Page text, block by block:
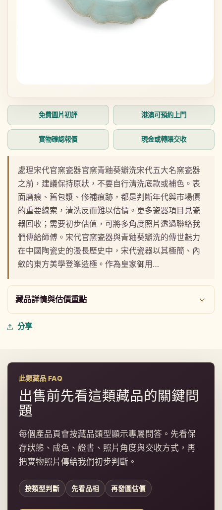
互
動
窗
多
媒
體
檔
案
1
免費圖片初評 港澳可預約上門
實物確認報價 現金或轉賬交收
處理宋代官窯瓷器官窯青釉葵瓣洗宋代五大名窯瓷器
之前，建議保持原狀，不要自行清洗底款或補色。表
面磨痕、舊包漿、修補痕跡，都是判斷年代與市場價
的重要線索，清洗反而難以估價。更多瓷器項目見瓷
器回收；需要初步估值，可將多角度照片透過聯絡我
們傳給師傅。宋代官窯瓷器與青釉葵瓣洗的傳世魅力
在中國陶瓷史的漫長歷史中，宋代瓷器以其極簡、內
斂的東方美學登峯造極。作為皇家御用…
藏品詳情與估價重點
分享
此類藏品 FAQ
出售前先看這類藏品的關鍵問
題
每個產品頁會按藏品類型顯示專屬問答。先看保
存狀態、成色、證書、照片角度與交收方式，再
把實物照片傳給我們初步判斷。
按類型判斷 先看品相 再發圖估價